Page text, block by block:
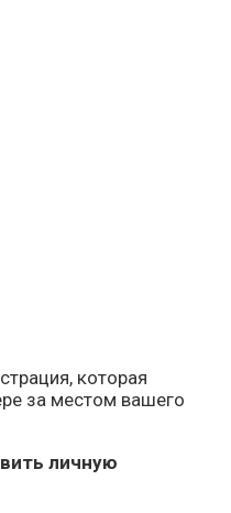
которая
за местом вашего
личную